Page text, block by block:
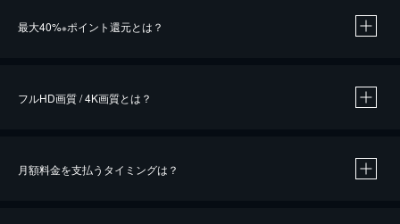
最大40%※ポイント還元とは？
※40％ポイント還元の対象は、クレジットカード決済による作品の購入 / レンタルです。
フルHD画質 / 4K画質とは？
月額料金を支払うタイミングは？